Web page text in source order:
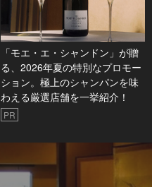
「モエ・エ・シャンドン」が贈
る、2026年夏の特別なプロモー
ション。極上のシャンパンを味
わえる厳選店舗を一挙紹介！
PR